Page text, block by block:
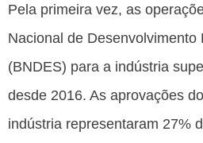
Pela primeira vez, as
Nacional de Desenvolvimento
(BNDES) para a indústria
desde 2016. As aprovações
indústria representaram 27%